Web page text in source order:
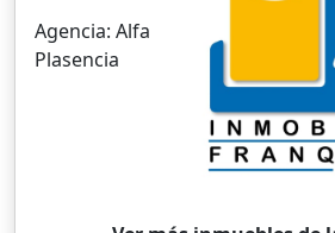
Agencia: Alfa
Plasencia